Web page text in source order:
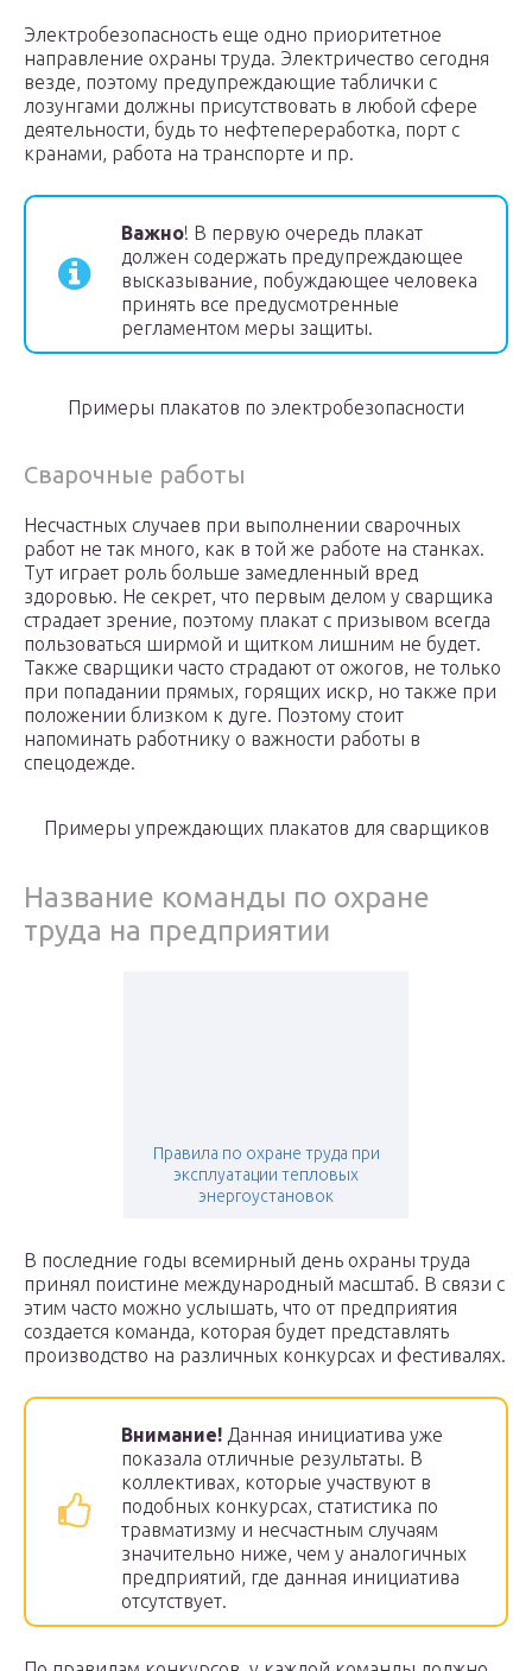
Электробезопасность еще одно приоритетное
направление охраны труда. Электричество сегодня
везде, поэтому предупреждающие таблички с
лозунгами должны присутствовать в любой сфере
деятельности, будь то нефтепереработка, порт с
кранами, работа на транспорте и пр.
Важно! В первую очередь плакат
должен содержать предупреждающее
высказывание, побуждающее человека
принять все предусмотренные
регламентом меры защиты.
Примеры плакатов по электробезопасности
Сварочные работы
Несчастных случаев при выполнении сварочных
работ не так много, как в той же работе на станках.
Тут играет роль больше замедленный вред
здоровью. Не секрет, что первым делом у сварщика
страдает зрение, поэтому плакат с призывом всегда
пользоваться ширмой и щитком лишним не будет.
Также сварщики часто страдают от ожогов, не только
при попадании прямых, горящих искр, но также при
положении близком к дуге. Поэтому стоит
напоминать работнику о важности работы в
спецодежде.
Примеры упреждающих плакатов для сварщиков
Название команды по охране
труда на предприятии
Правила по охране труда при
эксплуатации тепловых
энергоустановок
В последние годы всемирный день охраны труда
принял поистине международный масштаб. В связи с
этим часто можно услышать, что от предприятия
создается команда, которая будет представлять
производство на различных конкурсах и фестивалях.
Внимание! Данная инициатива уже
показала отличные результаты. В
коллективах, которые участвуют в
подобных конкурсах, статистика по
травматизму и несчастным случаям
значительно ниже, чем у аналогичных
предприятий, где данная инициатива
отсутствует.